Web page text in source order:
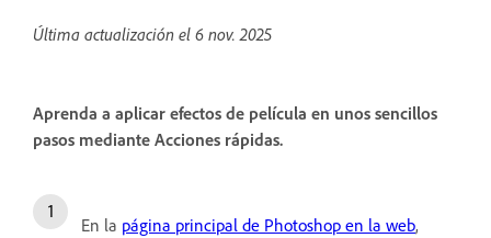
Última actualización el 6 nov. 2025
Aprenda a aplicar efectos de película en unos sencillos
pasos mediante Acciones rápidas.
En la página principal de Photoshop en la web,